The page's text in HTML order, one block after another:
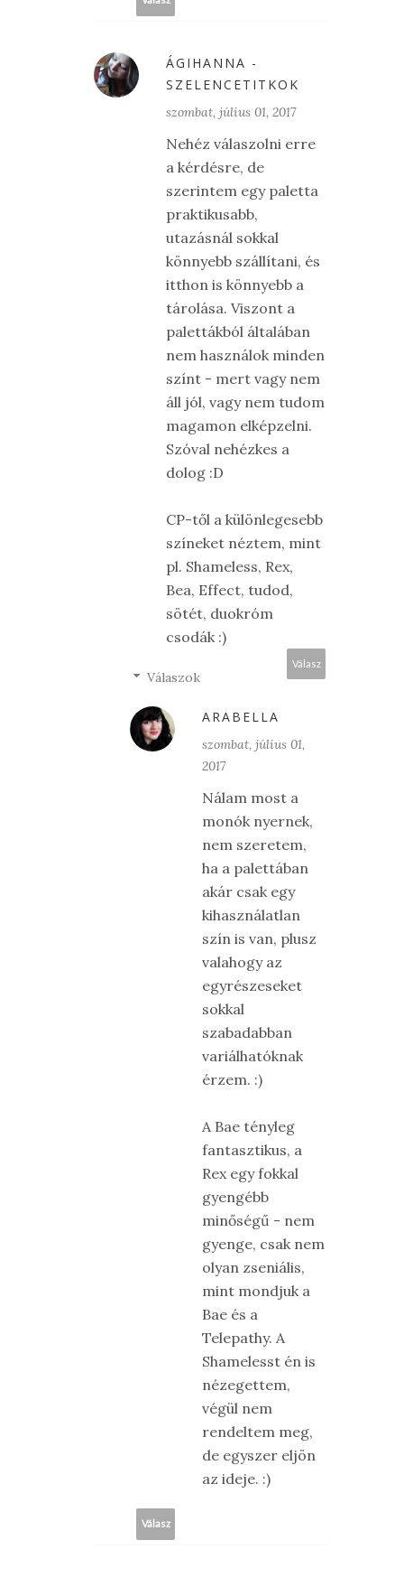
ÁGIHANNA -
SZELENCETITKOK
szombat, július 01, 2017
Nehéz válaszolni erre
a kérdésre, de
szerintem egy paletta
praktikusabb,
utazásnál sokkal
könnyebb szállítani, és
itthon is könnyebb a
tárolása. Viszont a
palettákból általában
nem használok minden
színt - mert vagy nem
áll jól, vagy nem tudom
magamon elképzelni.
Szóval nehézkes a
dolog :D
CP-től a különlegesebb
színeket néztem, mint
pl. Shameless, Rex,
Bea, Effect, tudod,
sötét, duokróm
csodák :)
Válasz
Válaszok
ARABELLA
szombat, július 01,
2017
Nálam most a
monók nyernek,
nem szeretem,
ha a palettában
akár csak egy
kihasználatlan
szín is van, plusz
valahogy az
egyrészeseket
sokkal
szabadabban
variálhatóknak
érzem. :)
A Bae tényleg
fantasztikus, a
Rex egy fokkal
gyengébb
minőségű - nem
gyenge, csak nem
olyan zseniális,
mint mondjuk a
Bae és a
Telepathy. A
Shamelesst én is
nézegettem,
végül nem
rendeltem meg,
de egyszer eljön
az ideje. :)
Válasz